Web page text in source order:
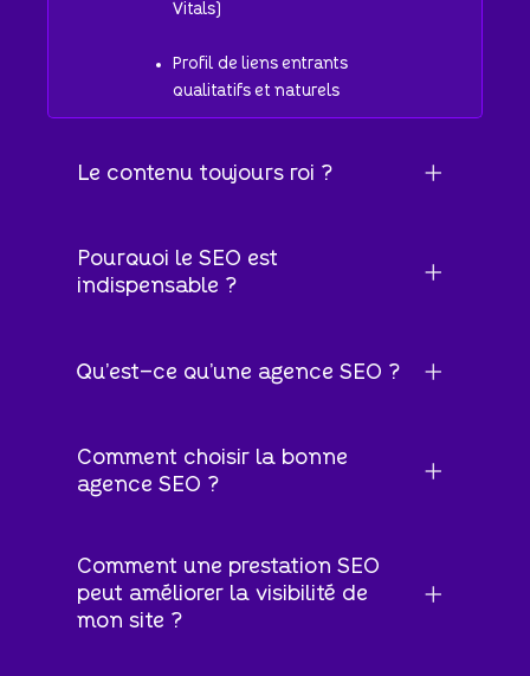
Vitals)
Profil de liens entrants
qualitatifs et naturels
Le contenu toujours roi ?
Pourquoi le SEO est
indispensable ?
Qu'est-ce qu'une agence SEO ?
Comment choisir la bonne
agence SEO ?
Comment une prestation SEO
peut améliorer la visibilité de
mon site ?